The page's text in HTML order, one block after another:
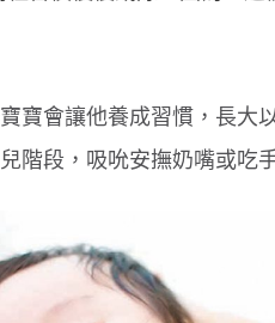
寶會讓他養成習慣，長大
階段，吸吮安撫奶嘴或吃